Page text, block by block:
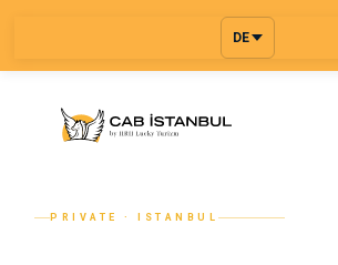
DE
PRIVATE · ISTANBUL